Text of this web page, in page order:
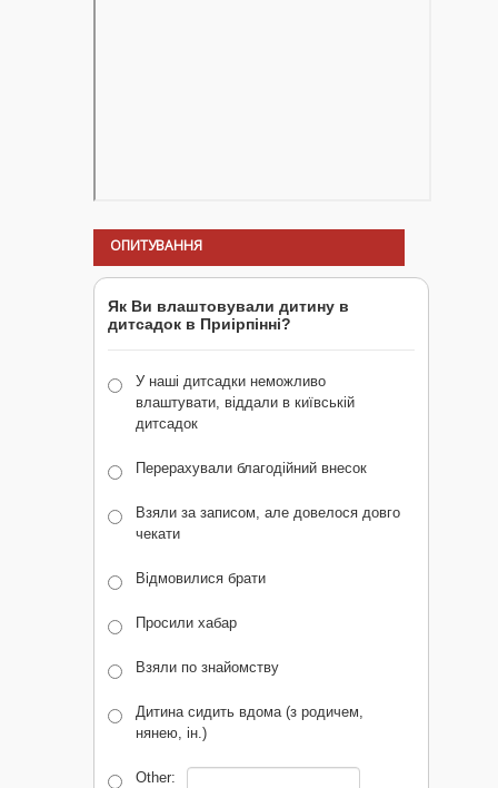
ОПИТУВАННЯ
Як Ви влаштовували дитину в
дитсадок в Приірпінні?
У наші дитсадки неможливо
влаштувати, віддали в київській
дитсадок
Перерахували благодійний внесок
Взяли за записом, але довелося довго
чекати
Відмовилися брати
Просили хабар
Взяли по знайомству
Дитина сидить вдома (з родичем,
нянею, ін.)
Other: